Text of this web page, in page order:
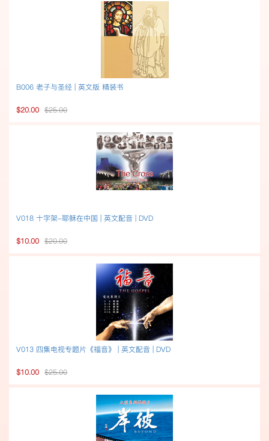
B006 老子与圣经 | 英文版 精装书
$20.00 $25.00
V018 十字架-耶稣在中国 | 英文配音 | DVD
$10.00 $20.00
V013 四集电视专题片《福音》 | 英文配音 | DVD
$10.00 $25.00